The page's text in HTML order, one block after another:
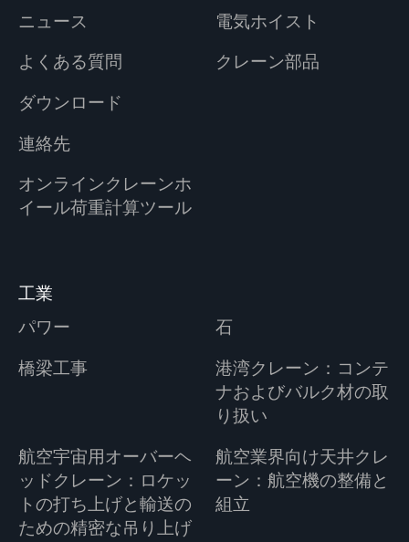
ニュース
よくある質問
ダウンロード
連絡先
オンラインクレーンホ
イール荷重計算ツール
電気ホイスト
クレーン部品
工業
パワー
石
橋梁工事
港湾クレーン：コンテ
ナおよびバルク材の取
り扱い
航空宇宙用オーバーヘ
ッドクレーン：ロケッ
トの打ち上げと輸送の
ための精密な吊り上げ
航空業界向け天井クレ
ーン：航空機の整備と
組立